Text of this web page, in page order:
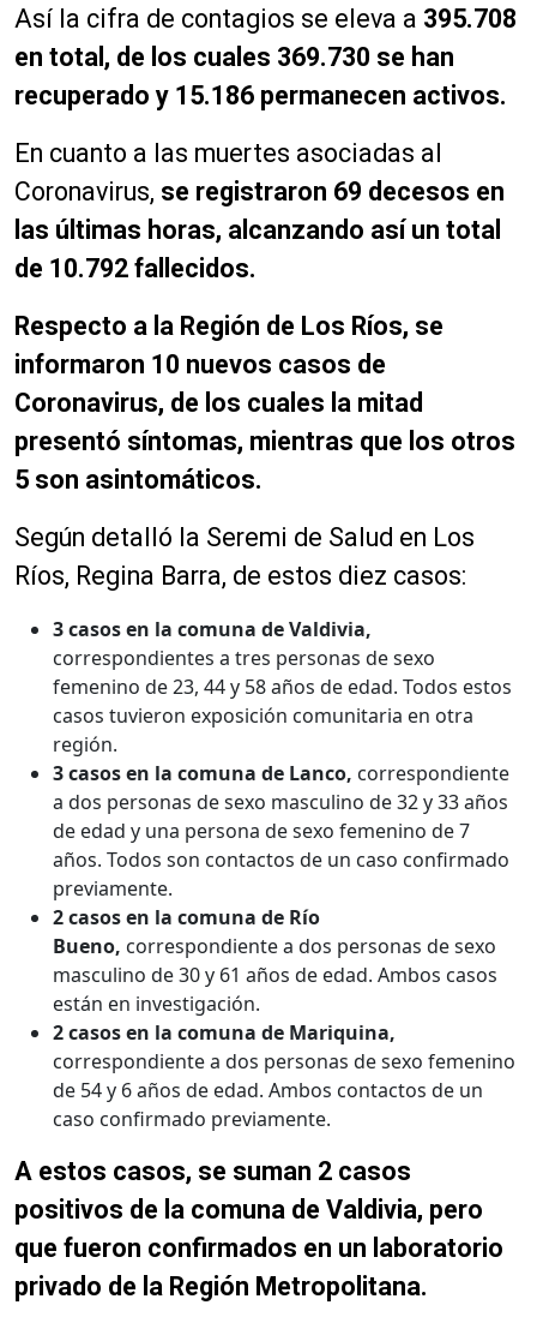
Así la cifra de contagios se eleva a 395.708
en total, de los cuales 369.730 se han
recuperado y 15.186 permanecen activos.
En cuanto a las muertes asociadas al
Coronavirus, se registraron 69 decesos en
las últimas horas, alcanzando así un total
de 10.792 fallecidos.
Respecto a la Región de Los Ríos, se
informaron 10 nuevos casos de
Coronavirus, de los cuales la mitad
presentó síntomas, mientras que los otros
5 son asintomáticos.
Según detalló la Seremi de Salud en Los
Ríos, Regina Barra, de estos diez casos:
3 casos en la comuna de Valdivia,
correspondientes a tres personas de sexo
femenino de 23, 44 y 58 años de edad. Todos estos
casos tuvieron exposición comunitaria en otra
región.
3 casos en la comuna de Lanco, correspondiente
a dos personas de sexo masculino de 32 y 33 años
de edad y una persona de sexo femenino de 7
años. Todos son contactos de un caso confirmado
previamente.
2 casos en la comuna de Río
Bueno, correspondiente a dos personas de sexo
masculino de 30 y 61 años de edad. Ambos casos
están en investigación.
2 casos en la comuna de Mariquina,
correspondiente a dos personas de sexo femenino
de 54 y 6 años de edad. Ambos contactos de un
caso confirmado previamente.
A estos casos, se suman 2 casos
positivos de la comuna de Valdivia, pero
que fueron confirmados en un laboratorio
privado de la Región Metropolitana.